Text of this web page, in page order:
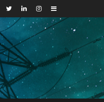
Sidebar